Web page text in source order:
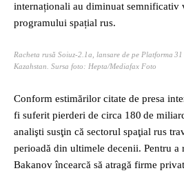
internaționali au diminuat semnificativ
programului spațial rus.
Racheta rusă Soiuz-2.1a, lansare de pe Platforma
Kazahstan. Sursa foto: Hepta/Mediafax Foto
Conform estimărilor citate de presa
fi suferit pierderi de circa 180 de
analişti susţin că sectorul spaţial rus
perioadă din ultimele decenii. Pentru a
Bakanov încearcă să atragă firme